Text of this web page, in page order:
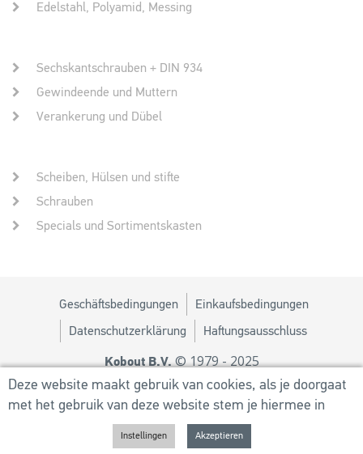
Deze website maakt gebruik van cookies, als je doorgaat
met het gebruik van deze website stem je hiermee in
Edelstahl, Polyamid, Messing
Sechskantschrauben + DIN 934
Gewindeende und Muttern
Verankerung und Dübel
Scheiben, Hülsen und stifte
Schrauben
Specials und Sortimentskasten
Geschäftsbedingungen Einkaufsbedingungen
Datenschutzerklärung Haftungsausschluss
Kobout B.V.© 1979 - 2025
Design von MM
Powered byUtilize Business Solutions BV